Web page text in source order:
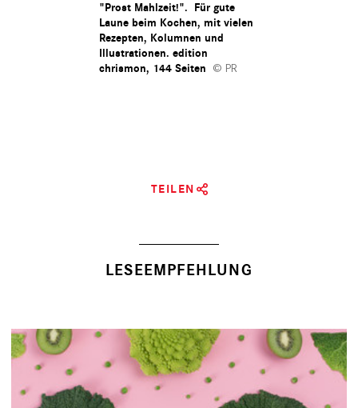
"Prost Mahlzeit!". Für gute
Laune beim Kochen, mit vielen
Rezepten, Kolumnen und
Illustrationen. edition
chrismon, 144 Seiten
PR
TEILEN
LESEEMPFEHLUNG